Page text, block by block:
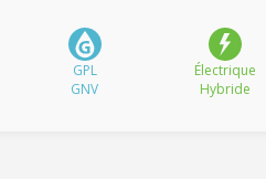
GPL
GNV
Électrique
Hybride